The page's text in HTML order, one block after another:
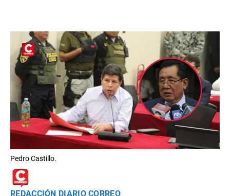
Pedro Castillo.
REDACCIÓN DIARIO CORREO